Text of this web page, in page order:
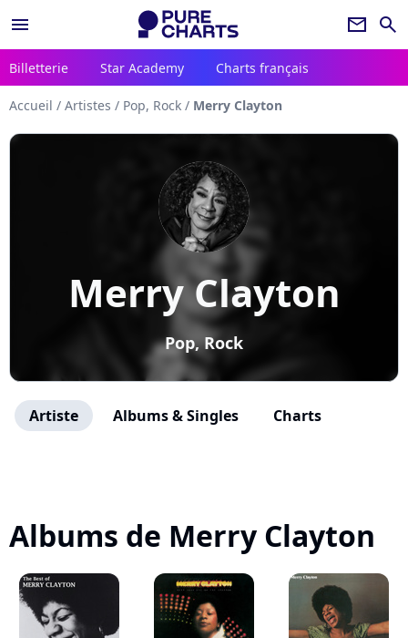
menu newsletter search
Billetterie Star Academy Charts français
Accueil / Artistes / Pop, Rock / Merry Clayton
Merry Clayton
Pop, Rock
Artiste Albums & Singles Charts
Albums de Merry Clayton